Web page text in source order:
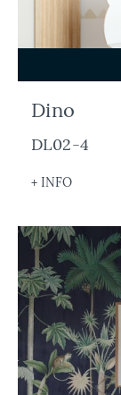
Dino
DL02-4
+ INFO